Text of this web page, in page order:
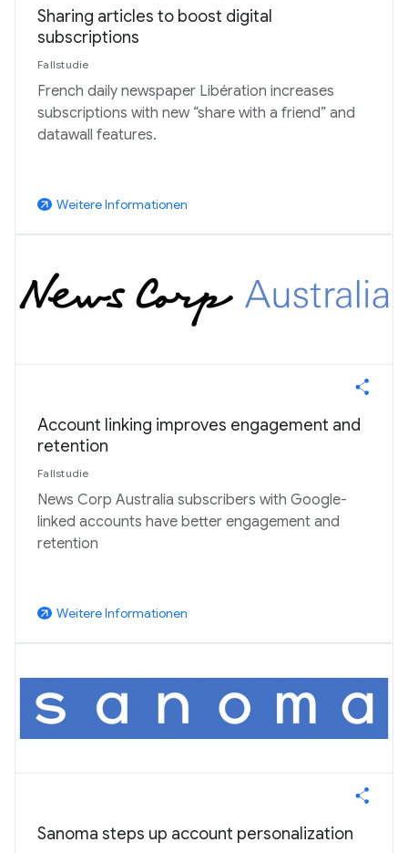
Sharing articles to boost digital
subscriptions
Fallstudie
French daily newspaper Libération increases
subscriptions with new “share with a friend” and
datawall features.
arrow_outward Weitere Informationen
Account linking improves engagement and
retention
Fallstudie
News Corp Australia subscribers with Google-
linked accounts have better engagement and
retention
arrow_outward Weitere Informationen
Sanoma steps up account personalization